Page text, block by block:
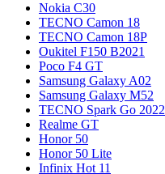
Nokia C30
TECNO Camon 18
TECNO Camon 18P
Oukitel F150 B2021
Poco F4 GT
Samsung Galaxy A02
Samsung Galaxy M52
TECNO Spark Go 2022
Realme GT
Honor 50
Honor 50 Lite
Infinix Hot 11